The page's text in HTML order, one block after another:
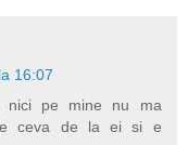
16:07
nici pe mine nu ma
ceva de la ei si e